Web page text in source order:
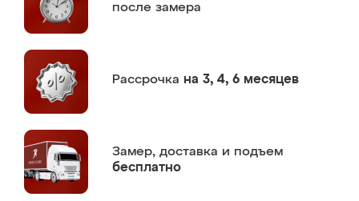
после замера
Рассрочка на 3, 4, 6 месяцев
Замер, доставка и подъем
бесплатно